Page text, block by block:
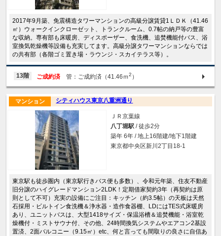
2017年9月築、免震構造タワーマンションの高級分譲賃貸1ＬＤＫ（41.46
㎡）ウォークインクローゼット、トランクルーム、0.7帖の納戸等の豊富
な収納。専有部も床暖房、ディスポーザー、食洗機、追焚機能付バス、浴
室換気乾燥機等設備も充実してます。高級分譲タワーマンションならでは
の共有部（各階ゴミ置き場・ラウンジ・スカイテラス等）。
13階 ご成約済 管：ご成約済（41.46ｍ2 ）
シティハウス東京八重洲通り
マンション
ＪＲ京葉線
八丁堀駅 / 徒歩2分
築年 6年 / 地上16階建/地下1階建
東京都中央区新川2丁目18-1
東京駅も徒歩圏内（東京駅行きバス便も多数）、令和元年築、住友不動産
旧分譲のハイグレードマンション2LDK！定期借家契約3年（再契約は原
則として不可）充実の設備にご注目：キッチン（約3.5帖）の天板は天然
石採用・ビルトイン食洗機＆浄水器・造作食器棚、LDにはTES式床暖房
あり、ユニットバスは、大型1418サイズ・保温浴槽＆追焚機能・浴室乾
燥機付・ミストサウナ付、その他、24時間換気システムやエアコン2基設
置済、2面バルコニー（9.15㎡）etc、何と言っても間取りの良さに自信あ